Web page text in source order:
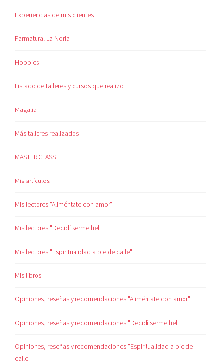
Experiencias de mis clientes
Farmatural La Noria
Hobbies
Listado de talleres y cursos que realizo
Magalia
Más talleres realizados
MASTER CLASS
Mis artículos
Mis lectores "Aliméntate con amor"
Mis lectores "Decidí serme fiel"
Mis lectores "Espiritualidad a pie de calle"
Mis libros
Opiniones, reseñas y recomendaciones "Aliméntate con amor"
Opiniones, reseñas y recomendaciones "Decidí serme fiel"
Opiniones, reseñas y recomendaciones "Espiritualidad a pie de
calle"